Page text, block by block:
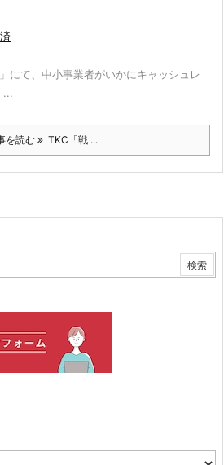
にて、中小事業者がいかにキャッシュレ
...
を読む TKC「戦 ...